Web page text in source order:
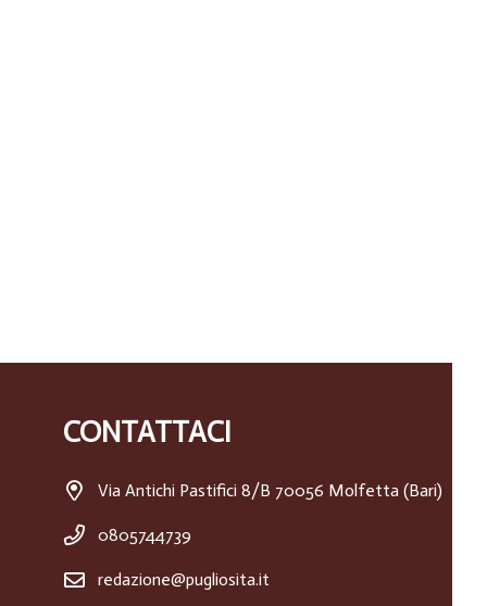
CONTATTACI
Via Antichi Pastifici 8/B 70056 Molfetta (Bari)
0805744739
redazione@pugliosita.it